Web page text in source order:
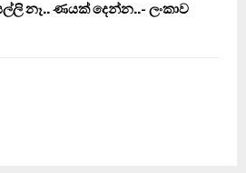
නෑ.. ණයක් දෙන්න..- ලංකාව